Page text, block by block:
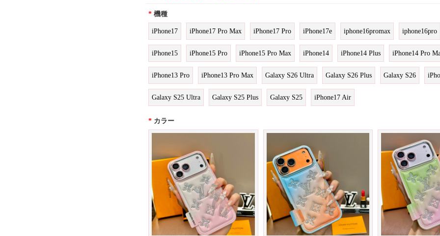
* 機種
iPhone17 iPhone17 Pro Max iPhone17 Pro iPhone17e iphone16promax iphone16pro
iPhone15 iPhone15 Pro iPhone15 Pro Max iPhone14 iPhone14 Plus iPhone14 Pro
iPhone13 Pro iPhone13 Pro Max Galaxy S26 Ultra Galaxy S26 Plus Galaxy S26
Galaxy S25 Ultra Galaxy S25 Plus Galaxy S25 iPhone17 Air
* カラー